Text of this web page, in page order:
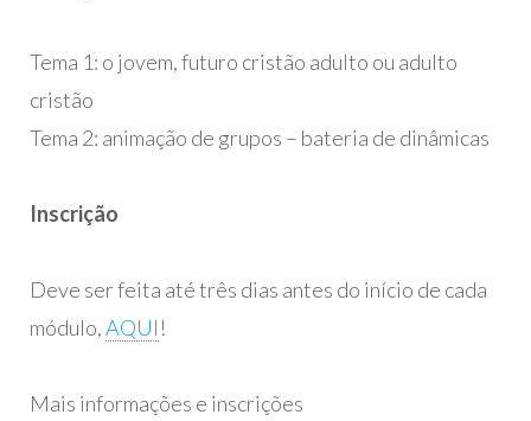
Tema 1: o jovem, futuro cristão adulto ou adulto
cristão
Tema 2: animação de grupos – bateria de dinâmicas
Inscrição
Deve ser feita até três dias antes do início de cada
módulo,AQUI !
Mais informações e inscrições